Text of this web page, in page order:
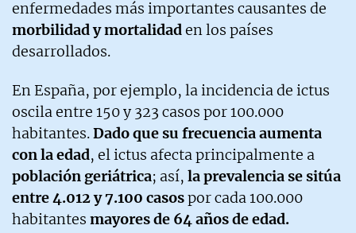
enfermedades más importantes causantes de
morbilidad y mortalidaden los países
desarrollados.
En España, por ejemplo, la incidencia de ictus
oscila entre 150 y 323 casos por 100.000
habitantes.Dado que su frecuencia aumenta
con la edad, el ictus afecta principalmente a
población geriátrica; así, la prevalencia se sitúa
entre 4.012 y 7.100 casospor cada 100.000
habitantes mayores de 64 años de edad.